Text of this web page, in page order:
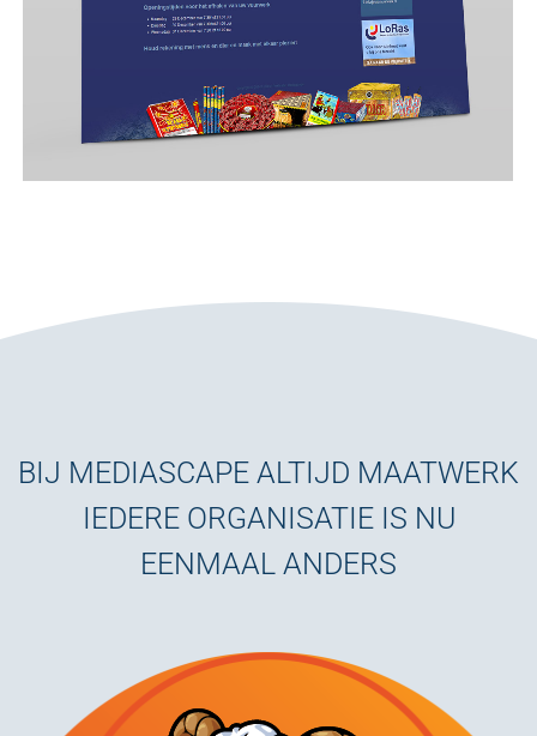
BIJ MEDIASCAPE ALTIJD MAATWERK
IEDERE ORGANISATIE IS NU
EENMAAL ANDERS